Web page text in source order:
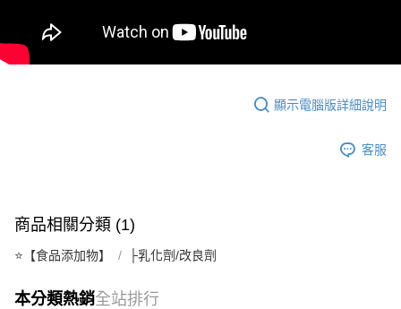
付款後7-11取貨
每筆NT$60
免運費
顯示電腦版詳細說明
客服
商品相關分類 (1)
⭐️【食品添加物】 ├乳化劑/改良劑
本分類熱銷全站排行